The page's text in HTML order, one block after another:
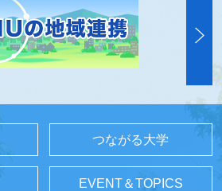
つながる大学
EVENT＆TOPICS